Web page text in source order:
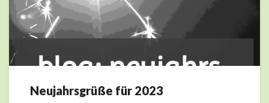
Neujahrsgrüße
Neujahrsgrüße für 2023